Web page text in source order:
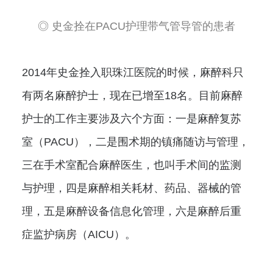
◎ 史金拴在PACU护理带气管导管的患者
2014年史金拴入职珠江医院的时候，麻醉科只
有两名麻醉护士，现在已增至18名。目前麻醉
护士的工作主要涉及六个方面：一是麻醉复苏
室（PACU），二是围术期的镇痛随访与管理，
三在手术室配合麻醉医生，也叫手术间的监测
与护理，四是麻醉相关耗材、药品、器械的管
理，五是麻醉设备信息化管理，六是麻醉后重
症监护病房（AICU）。